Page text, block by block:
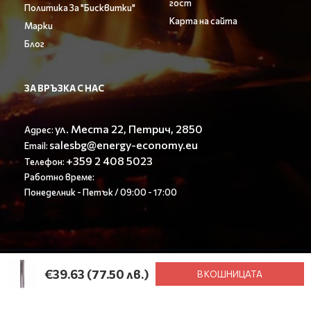
€39.63 (77.50 лв.) В КОШНИЦАТА
Политика За "Бисквитки"
Марки
Блог
гост
Карта на сайта
ЗА ВРЪЗКА С НАС
Адрес:ул. Места 22, Петрич, 2850
Email: salesbg@energy-economy.eu
Телефон: +359 2 408 5023
Работно време:
Понеделник - Петък / 09:00 - 17:00
© Енерджи Економи ООД 2023. All rights reserved.